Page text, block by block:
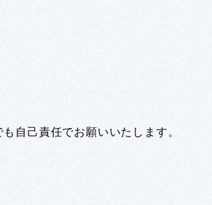
自己責任でお願いいたします。